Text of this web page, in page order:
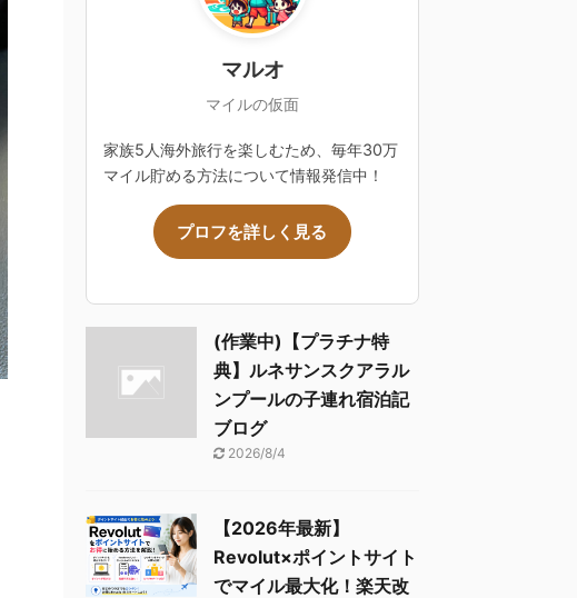
マルオ
マイルの仮面
家族5人海外旅行を楽しむため、毎年30万
マイル貯める方法について情報発信中！
プロフを詳しく見る
(作業中)【プラチナ特
典】ルネサンスクアラル
ンプールの子連れ宿泊記
ブログ
2026/8/4
【2026年最新】
Revolut×ポイントサイト
でマイル最大化！楽天改